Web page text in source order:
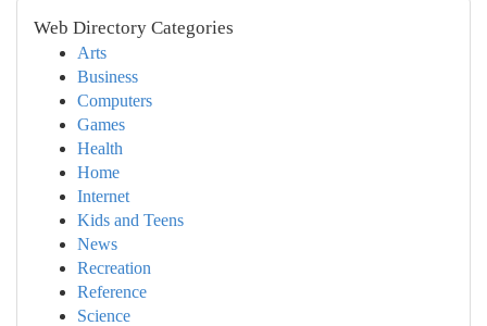
Web Directory Categories
Arts
Business
Computers
Games
Health
Home
Internet
Kids and Teens
News
Recreation
Reference
Science